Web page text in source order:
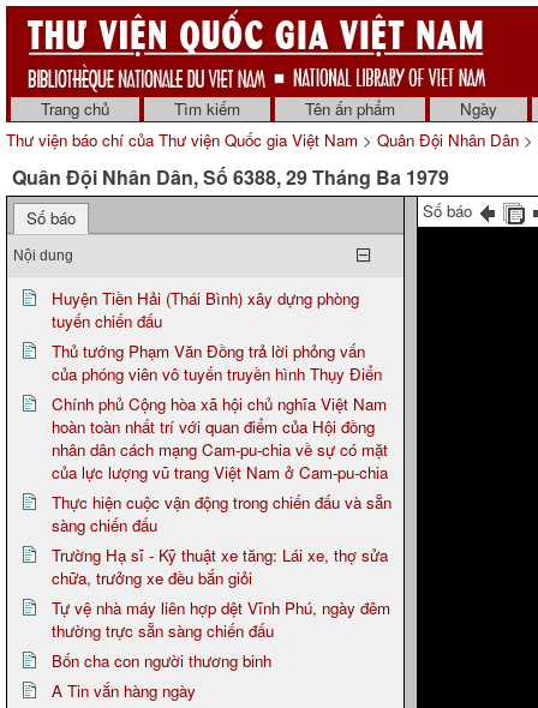
Trang chủ Tìm kiếm Tên ấn phẩm
Ngày
Thư viện báo chí của Thư viện Quốc gia Việt Nam > Quân Đội Nhân Dân >
Quân Đội Nhân Dân, Số 6388, 29 Tháng Ba 1979
Số báo
Nội dung
Huyện Tiền Hải (Thái Bình) xây dựng phòng
tuyến chiến đấu
Thủ tướng Phạm Văn Đồng trả lời phỏng vấn
của phóng viên vô tuyến truyền hình Thụy Điển
Chính phủ Cộng hòa xã hội chủ nghĩa Việt Nam
hoàn toàn nhất trí với quan điểm của Hội đồng
nhân dân cách mạng Cam-pu-chia về sự có mặt
của lực lượng vũ trang Việt Nam ở Cam-pu-chia
Thực hiện cuộc vận động trong chiến đấu và sẵn
sàng chiến đấu
Trường Hạ sĩ - Kỹ thuật xe tăng: Lái xe, thợ sửa
chữa, trưởng xe đều bắn giỏi
Tự vệ nhà máy liên hợp dệt Vĩnh Phú, ngày đêm
thường trực sẵn sàng chiến đấu
Bốn cha con người thương binh
A Tin vắn hàng ngày
Số báo